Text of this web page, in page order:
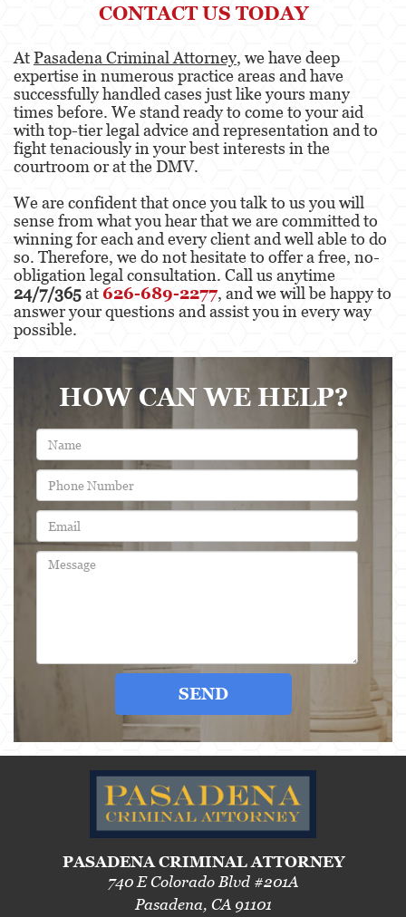
CONTACT US TODAY
AtPasadena Criminal Attorney, we have deep
expertise in numerous practice areas and have
successfully handled cases just like yours many
times before. We stand ready to come to your aid
with top-tier legal advice and representation and to
fight tenaciously in your best interests in the
courtroom or at the DMV.
We are confident that once you talk to us you will
sense from what you hear that we are committed to
winning for each and every client and well able to do
so. Therefore, we do not hesitate to offer a free, no-
obligation legal consultation. Call us anytime
24/7/365at 626-689-2277, and we will be happy to
answer your questions and assist you in every way
possible.
HOW CAN WE HELP?
SEND
PASADENA CRIMINAL ATTORNEY
740 E Colorado Blvd #201A
Pasadena, CA 91101